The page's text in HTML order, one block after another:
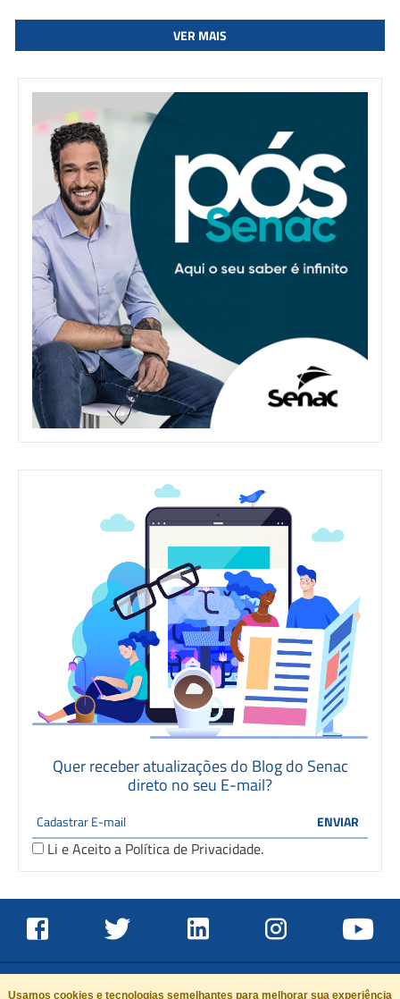
VER MAIS
Quer receber atualizações do Blog do Senac
direto no seu E-mail?
Li e Aceito a Política de Privacidade.
Usamos cookies e tecnologias semelhantes para melhorar sua experiência